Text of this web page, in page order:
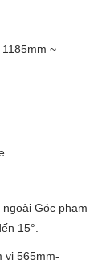
~
Góc phạm
15°.
vi 565mm-